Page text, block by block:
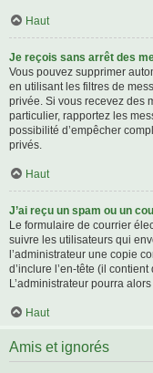
Haut
Je reçois sans arrêt des
Vous pouvez supprimer
en utilisant les filtres de
privée. Si vous recevez des
particulier, rapportez les
possibilité d’empêcher
privés.
Haut
J’ai reçu un spam ou un
Le formulaire de courrier
suivre les utilisateurs qui
l’administrateur une copie
d’inclure l’en-tête (il
L’administrateur pourra
Haut
Amis et ignorés